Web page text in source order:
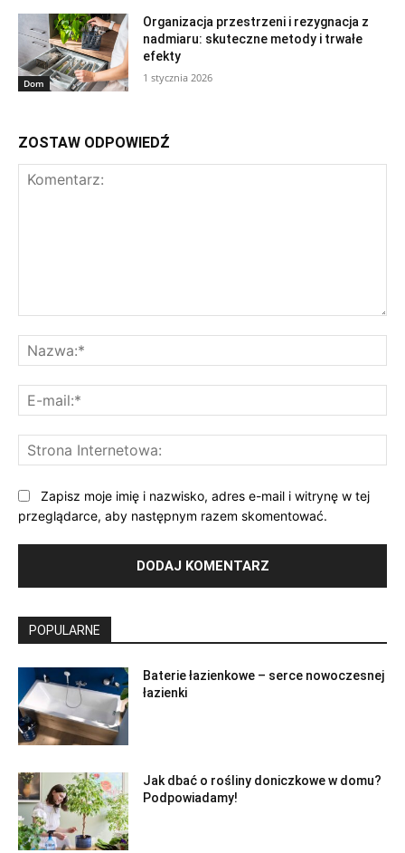
Dom
Organizacja przestrzeni i rezygnacja z
nadmiaru: skuteczne metody i trwałe
efekty
1 stycznia 2026
ZOSTAW ODPOWIEDŹ
Zapisz moje imię i nazwisko, adres e-mail i witrynę w tej
przeglądarce, aby następnym razem skomentować.
POPULARNE
Baterie łazienkowe – serce nowoczesnej
łazienki
Jak dbać o rośliny doniczkowe w domu?
Podpowiadamy!